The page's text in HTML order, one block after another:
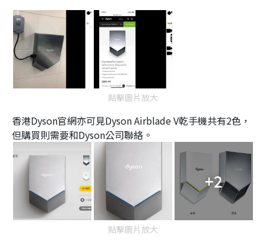
點擊圖片放大
香港Dyson官網亦可見Dyson Airblade V乾手機共有2色，
但購買則需要和Dyson公司聯絡。
+2
點擊圖片放大